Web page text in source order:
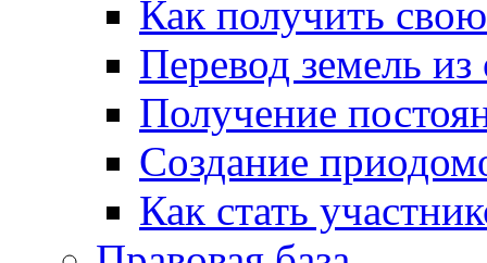
Как получить
Перевод земель
Получение
Создание
Как стать